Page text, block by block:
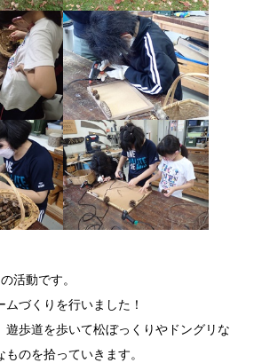
活動です。
づくりを行いました！
遊歩道を歩いて松ぼっくりやドングリな
のを拾っていきます。